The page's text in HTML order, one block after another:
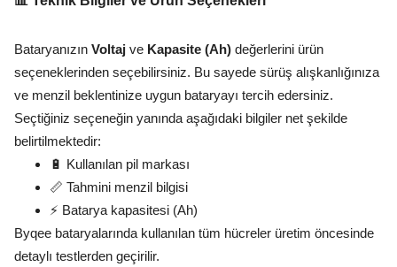
Bataryanızın Voltaj ve Kapasite (Ah) değerlerini ürün
seçeneklerinden seçebilirsiniz. Bu sayede sürüş alışkanlığınıza
ve menzil beklentinize uygun bataryayı tercih edersiniz.
Seçtiğiniz seçeneğin yanında aşağıdaki bilgiler net şekilde
belirtilmektedir:
🔋 Kullanılan pil markası
📏 Tahmini menzil bilgisi
⚡ Batarya kapasitesi (Ah)
Byqee bataryalarında kullanılan tüm hücreler üretim öncesinde
detaylı testlerden geçirilir.